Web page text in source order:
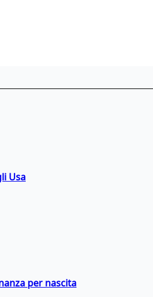
Usa
per nascita